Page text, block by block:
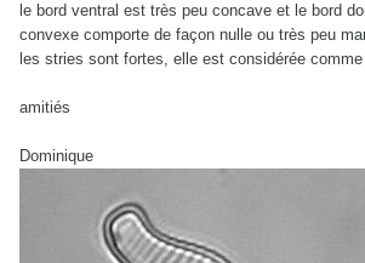
le bord ventral est très peu concave et le bord
convexe comporte de façon nulle ou très peu
les stries sont fortes, elle est considérée
amitiés
Dominique